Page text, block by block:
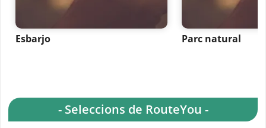
Esbarjo Parc natural
- Seleccions de RouteYou -